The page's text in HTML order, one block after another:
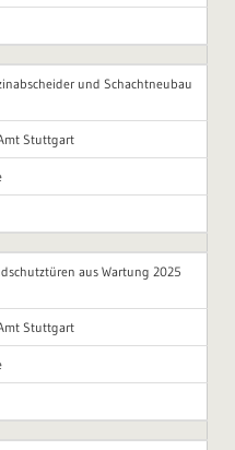
und Schachtneubau
Stuttgart
aus Wartung 2025
Stuttgart